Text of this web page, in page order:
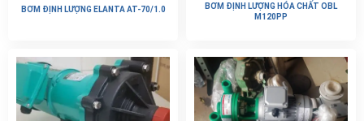
BƠM ĐỊNH LƯỢNG ELANTA AT-70/1.0
BƠM ĐỊNH LƯỢNG HÓA CHẤT OBL
M120PP